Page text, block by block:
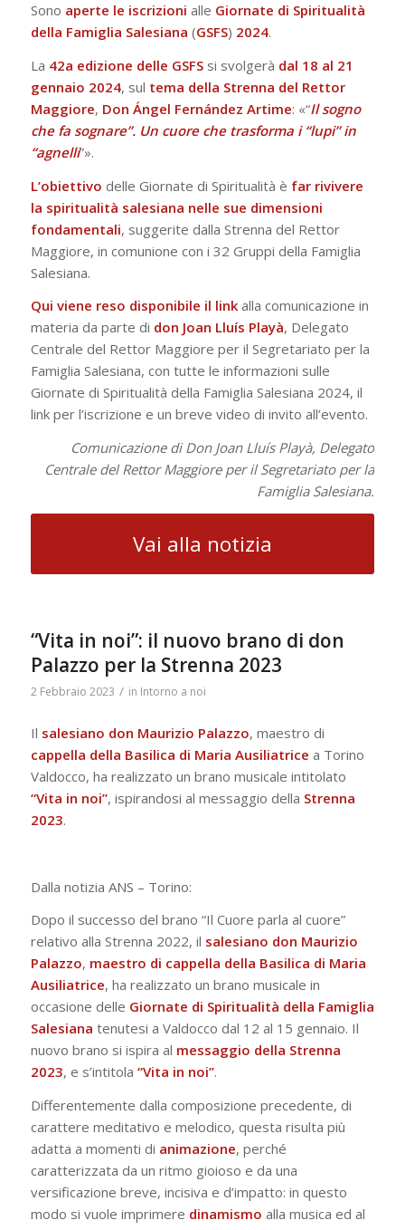
Sono aperte le iscrizioni alle Giornate di Spiritualità
della Famiglia Salesiana (GSFS) 2024.
La 42a edizione delle GSFSsi svolgerà dal 18 al 21
gennaio 2024, sul tema della Strenna del Rettor
Maggiore, Don Ángel Fernández Artime: «“Il sogno
che fa sognare”. Un cuore che trasforma i “lupi” in
“agnelli”».
L’obiettivo delle Giornate di Spiritualità è far rivivere
la spiritualità salesiana nelle sue dimensioni
fondamentali, suggerite dalla Strenna del Rettor
Maggiore, in comunione con i 32 Gruppi della Famiglia
Salesiana.
Qui viene reso disponibile il linkalla comunicazione in
materia da parte di don Joan Lluís Playà, Delegato
Centrale del Rettor Maggiore per il Segretariato per la
Famiglia Salesiana, con tutte le informazioni sulle
Giornate di Spiritualità della Famiglia Salesiana 2024, il
link per l’iscrizione e un breve video di invito all’evento.
Comunicazione di Don Joan Lluís Playà, Delegato
Centrale del Rettor Maggiore per il Segretariato per la
Famiglia Salesiana.
Vai alla notizia
“Vita in noi”: il nuovo brano di don
Palazzo per la Strenna 2023
2 Febbraio 2023 / in Intorno a noi
Il salesiano don Maurizio Palazzo, maestro di
cappella della Basilica di Maria Ausiliatrice a Torino
Valdocco, ha realizzato un brano musicale intitolato
“Vita in noi”, ispirandosi al messaggio della Strenna
2023.
Dalla notizia ANS – Torino:
Dopo il successo del brano “Il Cuore parla al cuore”
relativo alla Strenna 2022, il salesiano don Maurizio
Palazzo, maestro di cappella della Basilica di Maria
Ausiliatrice, ha realizzato un brano musicale in
occasione delle Giornate di Spiritualità della Famiglia
Salesiana tenutesi a Valdocco dal 12 al 15 gennaio. Il
nuovo brano si ispira al messaggio della Strenna
2023, e s’intitola “Vita in noi”.
Differentemente dalla composizione precedente, di
carattere meditativo e melodico, questa risulta più
adatta a momenti di animazione, perché
caratterizzata da un ritmo gioioso e da una
versificazione breve, incisiva e d’impatto: in questo
modo si vuole imprimere dinamismo alla musica ed al